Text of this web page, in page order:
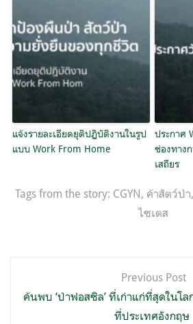
แจ้งรายละเอียดยุติปฏิบัติงานในรูป
แบบ Work From Home
ประกาศ
ช่องทาง
เสถียร
Tags from the story: CGYN, ค้าสัตว์ป่า,
ไซเตส
เรื่อง
Previous Post
ค้นพบ ‘ป่าฟอสซิล’ ที่เก่าแก่ที่สุดในโ
ที่ประเทศอังกฤษ